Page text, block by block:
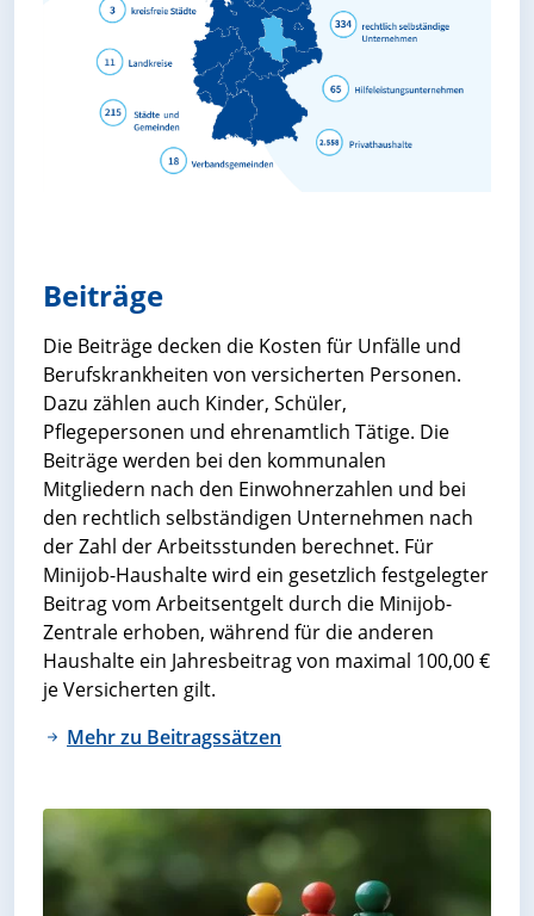
Beiträge
Die Beiträge decken die Kosten für Unfälle und
Berufskrankheiten von versicherten Personen.
Dazu zählen auch Kinder, Schüler,
Pflegepersonen und ehrenamtlich Tätige. Die
Beiträge werden bei den kommunalen
Mitgliedern nach den Einwohnerzahlen und bei
den rechtlich selbständigen Unternehmen nach
der Zahl der Arbeitsstunden berechnet. Für
Minijob-Haushalte wird ein gesetzlich festgelegter
Beitrag vom Arbeitsentgelt durch die Minijob-
Zentrale erhoben, während für die anderen
Haushalte ein Jahresbeitrag von maximal 100,00 €
je Versicherten gilt.
Mehr zu Beitragssätzen